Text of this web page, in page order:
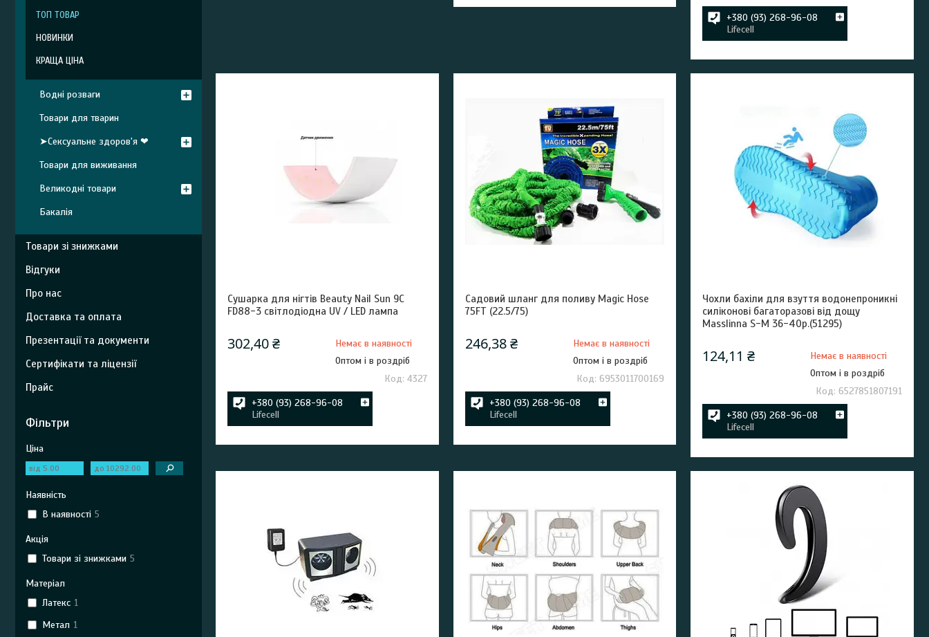
+380 (93) 268-96-08
Lifecell
Сушарка для нігтів Beauty Nail Sun 9C
FD88-3 світлодіодна UV / LED лампа
302,40 ₴
Немає в наявності
Оптом і в роздріб
4327
+380 (93) 268-96-08
Lifecell
Садовий шланг для поливу Magic Hose
75FT (22.5/75)
246,38 ₴
Немає в наявності
Оптом і в роздріб
6953011700169
+380 (93) 268-96-08
Lifecell
Чохли бахіли для взуття водонепроникні
силіконові багаторазові від дощу
Masslinna S-M 36-40р.(51295)
124,11 ₴
Немає в наявності
Оптом і в роздріб
6527851807191
+380 (93) 268-96-08
Lifecell
ТОП ТОВАР
НОВИНКИ
КРАЩА ЦІНА
Водні розваги
Товари для тварин
➤Сексуальне здоров'я ❤
Товари для виживання
Великодні товари
Бакалія
Товари зі знижками
Відгуки
Про нас
Доставка та оплата
Презентації та документи
Сертифікати та ліцензії
Прайс
Фільтри
Ціна
Наявність
В наявності 5
Акція
Товари зі знижками 5
Матеріал
Латекс 1
Метал 1